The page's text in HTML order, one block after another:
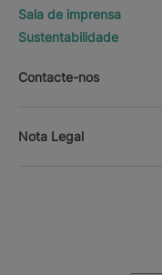
Sala de imprensa
Sustentabilidade
Contacte-nos
Nota Legal